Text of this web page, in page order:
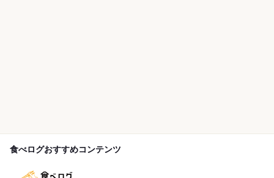
食べログおすすめコンテンツ